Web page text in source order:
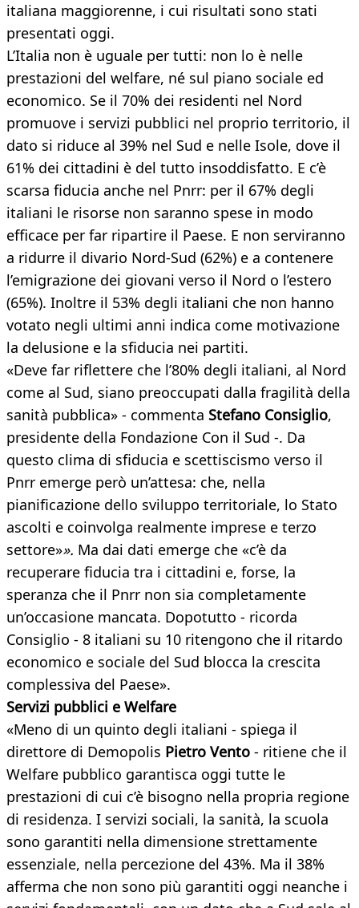
italiana maggiorenne, i cui risultati sono stati
presentati oggi.
L’Italia non è uguale per tutti: non lo è nelle
prestazioni del welfare, né sul piano sociale ed
economico. Se il 70% dei residenti nel Nord
promuove i servizi pubblici nel proprio territorio, il
dato si riduce al 39% nel Sud e nelle Isole, dove il
61% dei cittadini è del tutto insoddisfatto. E c’è
scarsa fiducia anche nel Pnrr: per il 67% degli
italiani le risorse non saranno spese in modo
efficace per far ripartire il Paese. E non serviranno
a ridurre il divario Nord-Sud (62%) e a contenere
l’emigrazione dei giovani verso il Nord o l’estero
(65%). Inoltre il 53% degli italiani che non hanno
votato negli ultimi anni indica come motivazione
la delusione e la sfiducia nei partiti.
«Deve far riflettere che l’80% degli italiani, al Nord
come al Sud, siano preoccupati dalla fragilità della
sanità pubblica» - commenta Stefano Consiglio,
presidente della Fondazione Con il Sud -. Da
questo clima di sfiducia e scettiscismo verso il
Pnrr emerge però un’attesa: che, nella
pianificazione dello sviluppo territoriale, lo Stato
ascolti e coinvolga realmente imprese e terzo
settore»». Ma dai dati emerge che «c’è da
recuperare fiducia tra i cittadini e, forse, la
speranza che il Pnrr non sia completamente
un’occasione mancata. Dopotutto - ricorda
Consiglio - 8 italiani su 10 ritengono che il ritardo
economico e sociale del Sud blocca la crescita
complessiva del Paese».
Servizi pubblici e Welfare
«Meno di un quinto degli italiani - spiega il
direttore di Demopolis Pietro Vento - ritiene che il
Welfare pubblico garantisca oggi tutte le
prestazioni di cui c’è bisogno nella propria regione
di residenza. I servizi sociali, la sanità, la scuola
sono garantiti nella dimensione strettamente
essenziale, nella percezione del 43%. Ma il 38%
afferma che non sono più garantiti oggi neanche i